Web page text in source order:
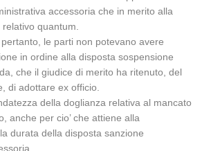
accessoria che in merito alla
quantum.
le parti non potevano avere
in ordine alla disposta sospensione
che il giudice di merito ha ritenuto, del
di adottare ex officio.
della doglianza relativa al mancato
anche per cio’ che attiene alla
durata della disposta sanzione